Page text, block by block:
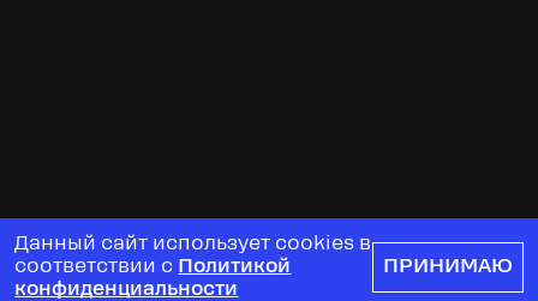
Данный сайт использует cookies в
соответствии с Политикой
конфиденциальности
ПРИНИМАЮ